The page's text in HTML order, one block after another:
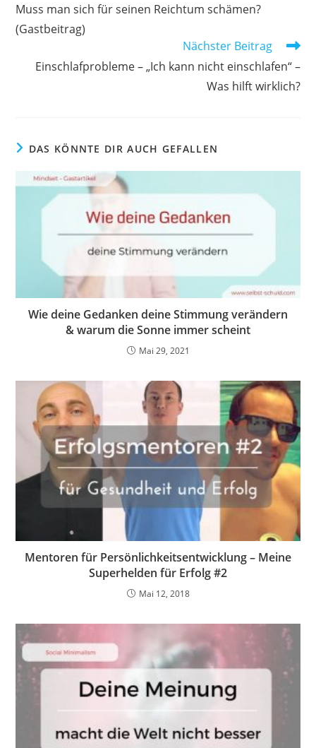
ansehen
Muss man sich für seinen Reichtum schämen?
(Gastbeitrag)
Nächster Beitrag
Einschlafprobleme – „Ich kann nicht einschlafen“ –
Was hilft wirklich?
DAS KÖNNTE DIR AUCH GEFALLEN
Wie deine Gedanken deine Stimmung verändern
& warum die Sonne immer scheint
Mai 29, 2021
Mentoren für Persönlichkeitsentwicklung – Meine
Superhelden für Erfolg #2
Mai 12, 2018